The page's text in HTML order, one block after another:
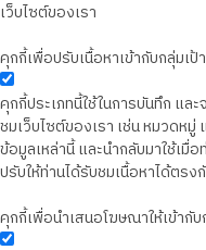
เว็บไซต์ของเรา
คุกกี้เพื่อปรับเนื้อหาเข้ากับกลุ่มเ
คุกกี้ประเภทนี้ใช้ในการบันทึก แ
ชมเว็บไซต์ของเรา เช่น หมวดห
ข้อมูลเหล่านี้ และนำกลับมาใช้เมื่
ปรับให้ท่านได้รับชมเนื้อหาได้ตร
คุกกี้เพื่อนำเสนอโฆษณาให้เข้ากั